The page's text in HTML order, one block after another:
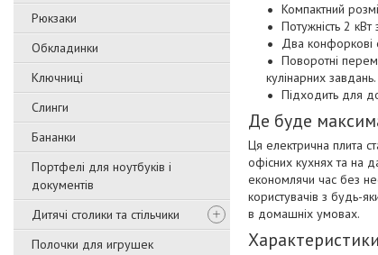
Рюкзаки
Обкладинки
Ключниці
Слинги
Бананки
Портфелі для ноутбуків і
документів
Дитячі столики та стільчики
Полочки для игрушек
Компактний
Потужність 2
Два конфоркові
Поворотні
кулінарних завдань.
Підходить для
Де буде
Ця електрична плита
офісних кухнях та на
економлячи час без
користувачів з будь-
в домашніх умовах.
Характеристики